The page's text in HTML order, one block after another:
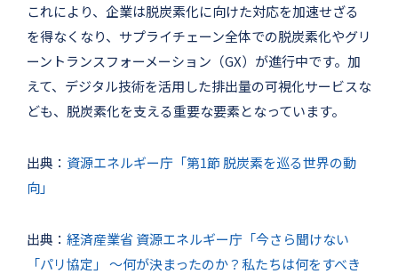
これにより、企業は脱炭素化に向けた対応を加速せざる
を得なくなり、サプライチェーン全体での脱炭素化やグリ
ーントランスフォーメーション（GX）が進行中です。加
えて、デジタル技術を活用した排出量の可視化サービスな
ども、脱炭素化を支える重要な要素となっています。
出典： 資源エネルギー庁「第1節 脱炭素を巡る世界の動
向」
出典： 経済産業省 資源エネルギー庁「今さら聞けない
「パリ協定」 ～何が決まったのか？私たちは何をすべき